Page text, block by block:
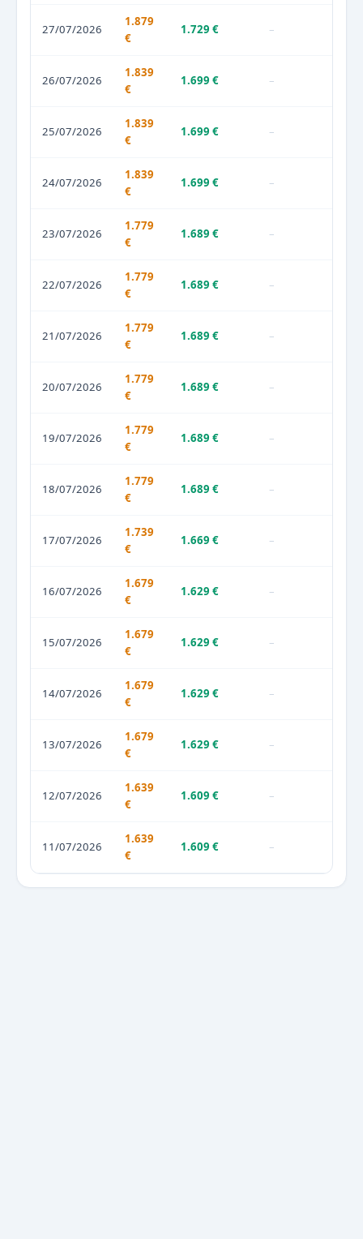
27/07/2026
1.879
€
1.729 € –
26/07/2026
1.839
€
1.699 € –
25/07/2026
1.839
€
1.699 € –
24/07/2026
1.839
€
1.699 € –
23/07/2026
1.779
€
1.689 € –
22/07/2026
1.779
€
1.689 € –
21/07/2026
1.779
€
1.689 € –
20/07/2026
1.779
€
1.689 € –
19/07/2026
1.779
€
1.689 € –
18/07/2026
1.779
€
1.689 € –
17/07/2026
1.739
€
1.669 € –
16/07/2026
1.679
€
1.629 € –
15/07/2026
1.679
€
1.629 € –
14/07/2026
1.679
€
1.629 € –
13/07/2026
1.679
€
1.629 € –
12/07/2026
1.639
€
1.609 € –
11/07/2026
1.639
€
1.609 € –